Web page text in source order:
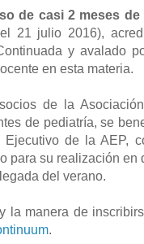
de casi 2 meses de
21 julio 2016),
y avalado
en esta materia.
de la
de pediatría, se
de la AEP,
para su realización en
del verano.
la manera de
.